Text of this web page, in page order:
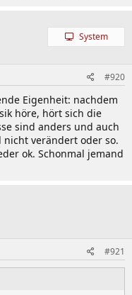
System
#920
Eigenheit: nachdem
höre, hört sich die
sind anders und auch
nicht verändert oder so.
ok. Schonmal jemand
#921